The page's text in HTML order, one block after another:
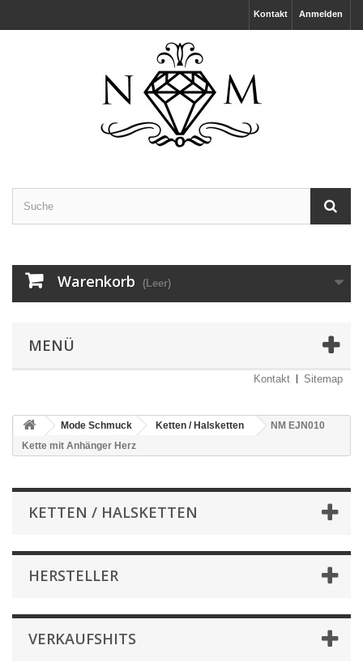
Anmelden
Kontakt
Warenkorb (Leer)
MENÜ
Kontakt Sitemap
Mode Schmuck Ketten / Halsketten
NM EJN010
Kette mit Anhänger Herz
KETTEN / HALSKETTEN
HERSTELLER
VERKAUFSHITS